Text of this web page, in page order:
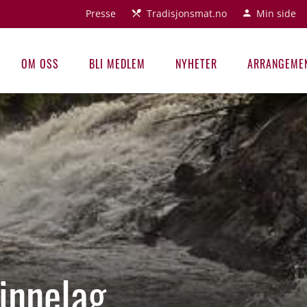
Presse Tradisjonsmat.no Min side
OM OSS BLI MEDLEM NYHETER